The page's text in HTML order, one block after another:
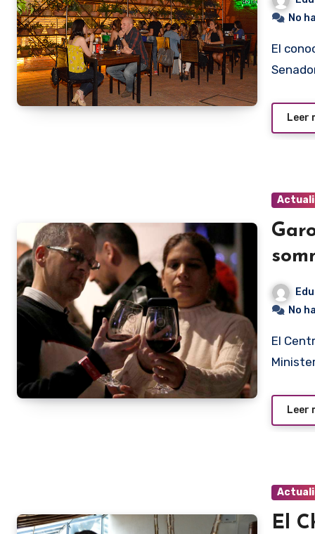
No
El conocido exitoso bar King Fish, ubicado sobre la calle
Leer
No
El Centro Garofalo recibió el reconocimiento oficial del
Leer
El